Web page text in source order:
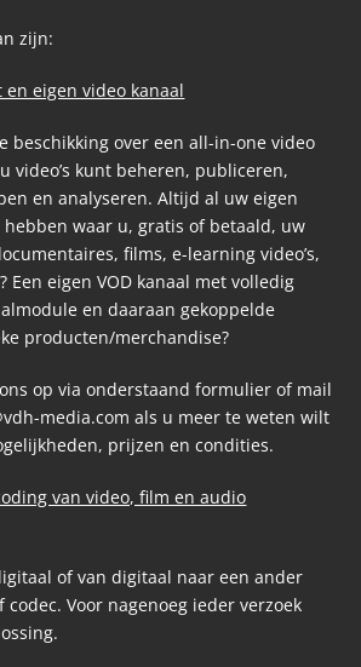
zijn:
eigen video kanaal
beschikking over een all-in-one video
video’s kunt beheren, publiceren,
en analyseren. Altijd al uw eigen
waar u, gratis of betaald, uw
films, e-learning video’s,
Een eigen VOD kanaal met volledig
en daaraan gekoppelde
producten/merchandise?
op via onderstaand formulier of mail
media.com als u meer te weten wilt
prijzen en condities.
van video, film en audio
of van digitaal naar een ander
Voor nagenoeg ieder verzoek